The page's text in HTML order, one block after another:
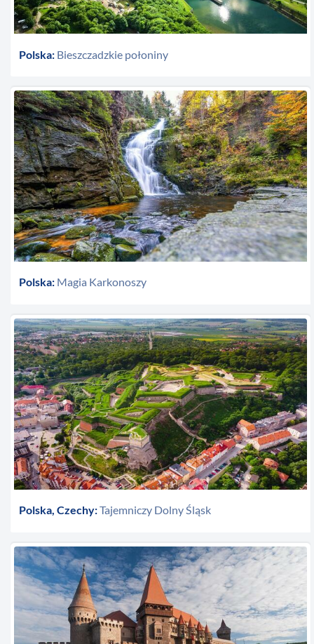
Polska: Bieszczadzkie połoniny
Polska: Magia Karkonoszy
Polska, Czechy:Tajemniczy Dolny Śląsk